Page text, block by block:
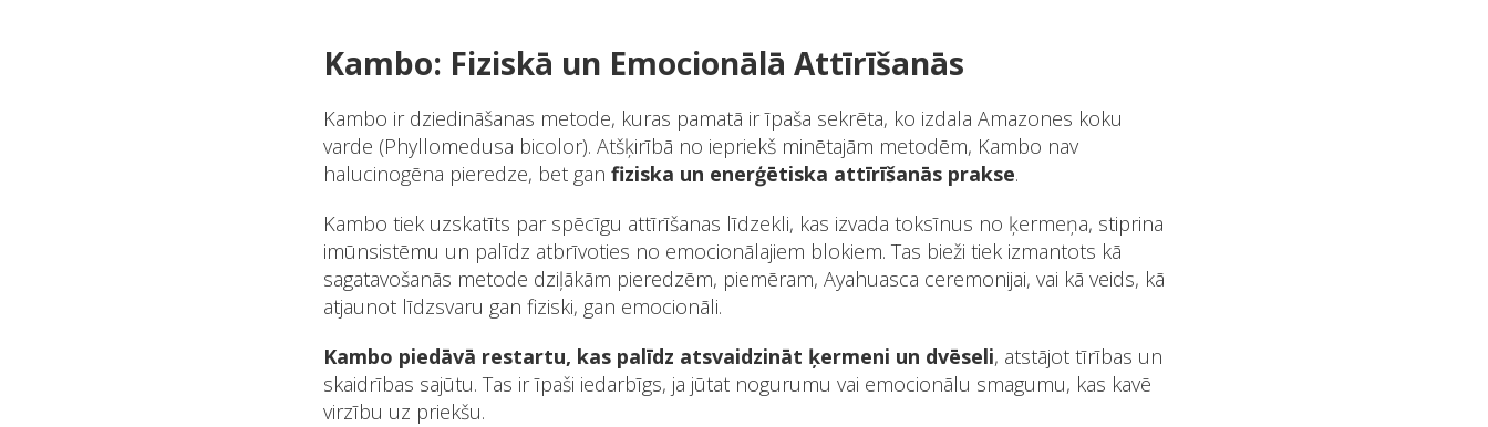
Kambo: Fiziskā un Emocionālā Attīrīšanās
Kambo ir dziedināšanas metode, kuras pamatā ir īpaša sekrēta, ko izdala Amazones koku
varde (Phyllomedusa bicolor). Atšķirībā no iepriekš minētajām metodēm, Kambo nav
halucinogēna pieredze, bet gan fiziska un enerģētiska attīrīšanās prakse.
Kambo tiek uzskatīts par spēcīgu attīrīšanas līdzekli, kas izvada toksīnus no ķermeņa, stiprina
imūnsistēmu un palīdz atbrīvoties no emocionālajiem blokiem. Tas bieži tiek izmantots kā
sagatavošanās metode dziļākām pieredzēm, piemēram, Ayahuasca ceremonijai, vai kā veids, kā
atjaunot līdzsvaru gan fiziski, gan emocionāli.
Kambo piedāvā restartu, kas palīdz atsvaidzināt ķermeni un dvēseli, atstājot tīrības un
skaidrības sajūtu. Tas ir īpaši iedarbīgs, ja jūtat nogurumu vai emocionālu smagumu, kas kavē
virzību uz priekšu.